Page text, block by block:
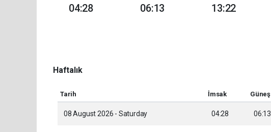
04:28 06:13 13:22
Haftalık
Tarih İmsak Güneş
08 August 2026 - Saturday 04:28 06:13